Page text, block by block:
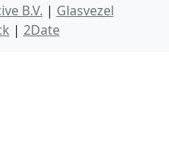
B.V. | Glasvezel
| 2Date